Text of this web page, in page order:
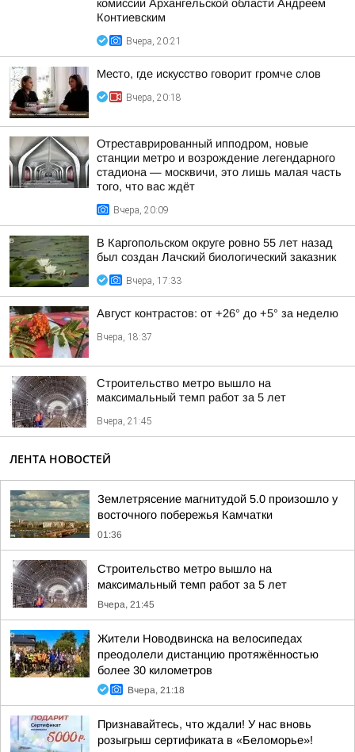
комиссии Архангельской области Андреем
Контиевским
Вчера, 20:21
Место, где искусство говорит громче слов
Вчера, 20:18
Отреставрированный ипподром, новые
станции метро и возрождение легендарного
стадиона — москвичи, это лишь малая часть
того, что вас ждёт
Вчера, 20:09
В Каргопольском округе ровно 55 лет назад
был создан Лачский биологический заказник
Вчера, 17:33
Август контрастов: от +26° до +5° за неделю
Вчера, 18:37
Строительство метро вышло на
максимальный темп работ за 5 лет
Вчера, 21:45
ЛЕНТА НОВОСТЕЙ
Землетрясение магнитудой 5.0 произошло у
восточного побережья Камчатки
01:36
Строительство метро вышло на
максимальный темп работ за 5 лет
Вчера, 21:45
Жители Новодвинска на велосипедах
преодолели дистанцию протяжённостью
более 30 километров
Вчера, 21:18
Признавайтесь, что ждали! У нас вновь
розыгрыш сертификата в «Беломорье»!